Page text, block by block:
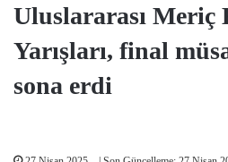
Uluslararası Meriç
Yarışları, final
sona erdi